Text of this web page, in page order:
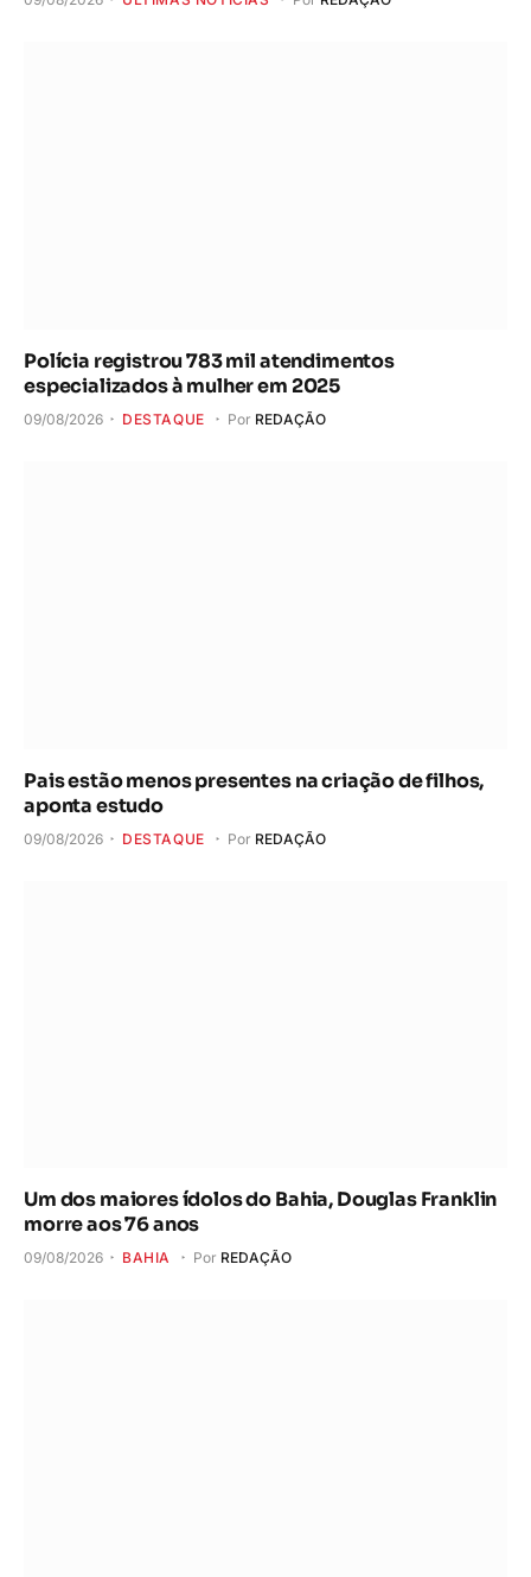
Polícia registrou 783 mil atendimentos
especializados à mulher em 2025
09/08/2026 DESTAQUE Por REDAÇÃO
Pais estão menos presentes na criação de filhos,
aponta estudo
09/08/2026 DESTAQUE Por REDAÇÃO
Um dos maiores ídolos do Bahia, Douglas Franklin
morre aos 76 anos
09/08/2026 BAHIA Por REDAÇÃO